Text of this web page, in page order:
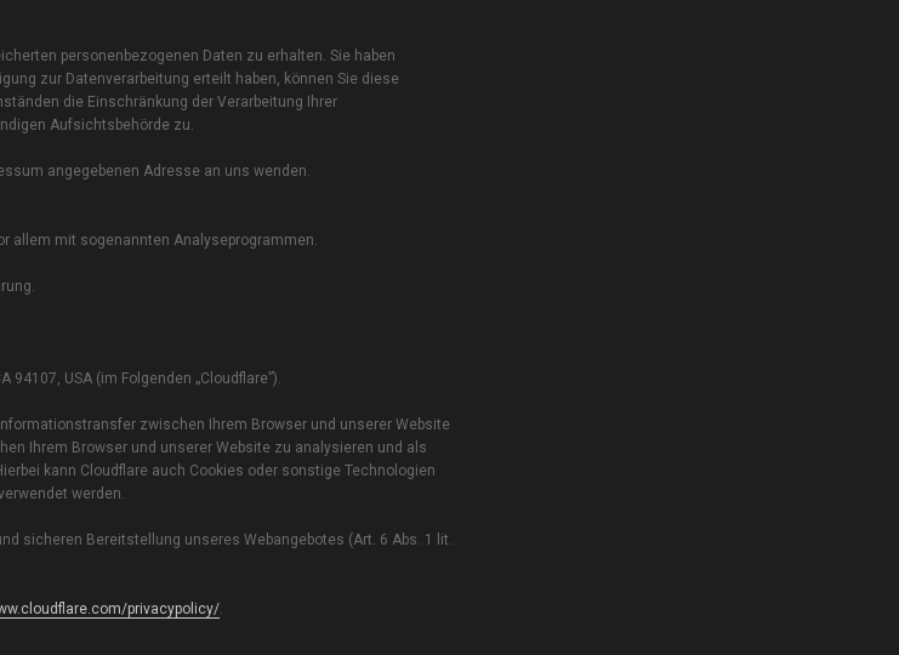
personenbezogenen Daten zu erhalten. Sie haben
zur Datenverarbeitung erteilt haben, können Sie diese
die Einschränkung der Verarbeitung Ihrer
Aufsichtsbehörde zu.
angegebenen Adresse an uns wenden.
allem mit sogenannten Analyseprogrammen.
USA (im Folgenden „Cloudflare”).
zwischen Ihrem Browser und unserer Website
Ihrem Browser und unserer Website zu analysieren und als
kann Cloudflare auch Cookies oder sonstige Technologien
werden.
sicheren Bereitstellung unseres Webangebotes (Art. 6 Abs. 1 lit.
privacypolicy/.